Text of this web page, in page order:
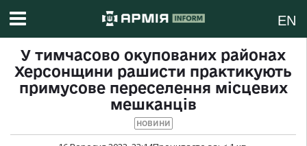
EN
У тимчасово окупованих районах
Херсонщини рашисти практикують
примусове переселення місцевих
мешканців
НОВИНИ